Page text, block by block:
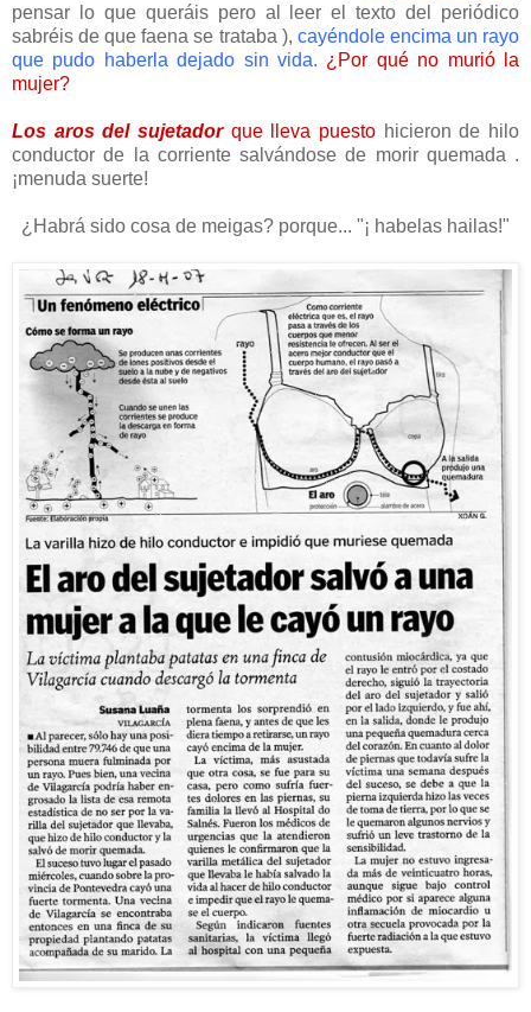
pensar lo que queráis pero al leer el texto del periódico
sabréis de que faena se trataba ), cayéndole encima un rayo
que pudo haberla dejado sin vida. ¿Por qué no murió la
mujer?
Los aros del sujetador que lleva puesto hicieron de hilo
conductor de la corriente salvándose de morir quemada .
¡menuda suerte!
¿Habrá sido cosa de meigas? porque... "¡ habelas hailas!"